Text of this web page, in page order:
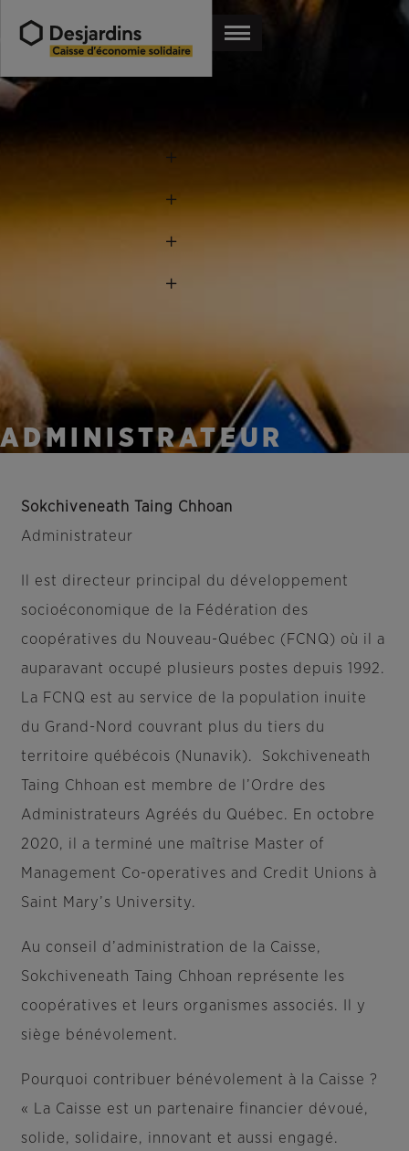
ADMINISTRATEUR
Sokchiveneath Taing Chhoan
Administrateur
Il est directeur principal du développement
socioéconomique de la Fédération des
coopératives du Nouveau-Québec (FCNQ) où il a
auparavant occupé plusieurs postes depuis 1992.
La FCNQ est au service de la population inuite
du Grand-Nord couvrant plus du tiers du
territoire québécois (Nunavik). Sokchiveneath
Taing Chhoan est membre de l’Ordre des
Administrateurs Agréés du Québec. En octobre
2020, il a terminé une maîtrise Master of
Management Co-operatives and Credit Unions à
Saint Mary’s University.
Au conseil d’administration de la Caisse,
Sokchiveneath Taing Chhoan représente les
coopératives et leurs organismes associés. Il y
siège bénévolement.
Pourquoi contribuer bénévolement à la Caisse ?
« La Caisse est un partenaire financier dévoué,
solide, solidaire, innovant et aussi engagé.